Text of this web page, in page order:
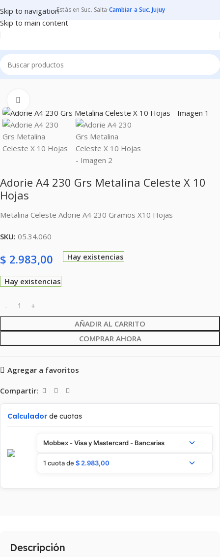
Skip to navigation
Skip to main content
Estás en Suc. Salta·Cambiar a Suc. Jujuy
Inicio PAPELES PAPELES PARA MANUALIDADES METALINAS
Adorie A4 230 Grs Metalina Celeste X 10
Hojas
Metalina Celeste Adorie A4 230 Gramos X10 Hojas
SKU: 05.34.060
$ 2.983,00 Hay existencias
Hay existencias
AÑADIR AL CARRITO
COMPRAR AHORA
Agregar a favoritos
Compartir:
Calculador de cuotas
Mobbex - Visa y Mastercard - Bancarias
1 cuota de $ 2.983,00
Descripción